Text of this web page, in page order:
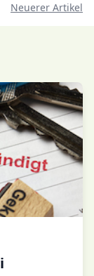
Neuerer Artikel